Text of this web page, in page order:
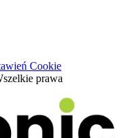
Cookie
prawa